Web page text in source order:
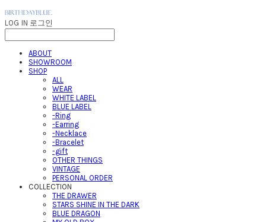
LOG IN 로그인
ABOUT
SHOWROOM
SHOP
ALL
WEAR
WHITE LABEL
BLUE LABEL
-Ring
-Earring
-Necklace
-Bracelet
-gift
OTHER THINGS
VINTAGE
PERSONAL ORDER
COLLECTION
THE DRAWER
STARS SHINE IN THE DARK
BLUE DRAGON